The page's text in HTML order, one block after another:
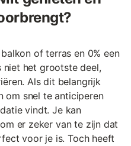
of terras en 0% een
het grootste deel,
Als dit belangrijk
om snel te anticiperen
vindt. Je kan
er zeker van te zijn dat
voor je is. Toch heeft